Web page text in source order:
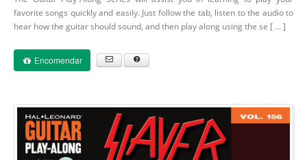
favorite songs quickly and easily. Just follow the tab, listen to the audio to
hear how the guitar should sound, and then play along using the se [ ...]
Encomendar